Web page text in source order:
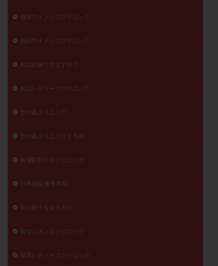
福井ウィメンズクリニック
福田ウイメンズクリニック
私は妊娠できますか？
秋山レディースクリニック
空の森クリニック
空の森クリニックくるめ
綾瀬駅前臼井クリニック
臼井医院 亀有本院
良い卵子を採る方法
英ウィメンズクリニック
草津レディースクリニック